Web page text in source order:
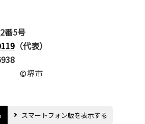
番5号
（代表）
©堺市
スマートフォン版を表示する